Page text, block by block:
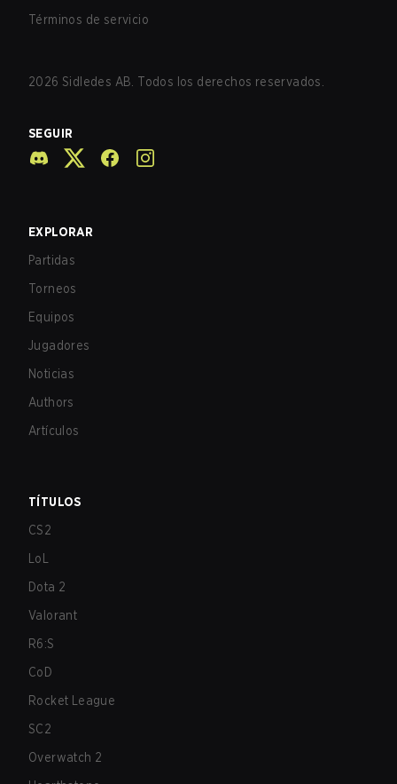
Términos de servicio
2026 Sidledes AB. Todos los derechos reservados.
SEGUIR
EXPLORAR
Partidas
Torneos
Equipos
Jugadores
Noticias
Authors
Artículos
TÍTULOS
CS2
LoL
Dota 2
Valorant
R6:S
CoD
Rocket League
SC2
Overwatch 2